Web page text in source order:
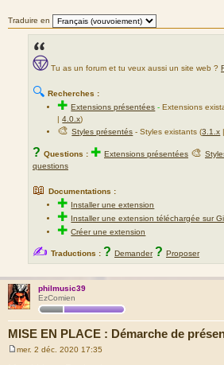
Traduire en
Tu as un forum et tu veux aussi un site web ?
🔍 Recherches :
✚Extensions présentées -Extensions
|4.0.x)
🎨Styles présentés - Styles existants (3.1.x
? Questions : ✚ Extensions présentées 🎨
questions
📖 Documentations :
✚ Installer une extension
✚ Installer une extension téléchargée sur
✚Créer une extension
✍ Traductions : ? Demander ? Proposer
philmusic39
EzComien
MISE EN PLACE : Démarche de
mer. 2 déc. 2020 17:35